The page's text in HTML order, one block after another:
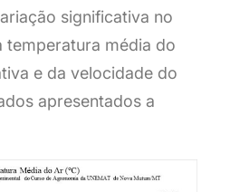
significativa no
média do
e da velocidade do
apresentados a